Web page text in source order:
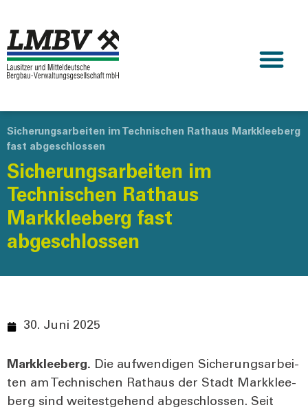
Sicherungsarbeiten im Technischen Rathaus Markkleeberg
fast abgeschlossen
Sicherungsarbeiten im
Technischen Rathaus
Markkleeberg fast
abgeschlossen
30. Juni 2025
Mark­klee­berg. Die auf­wen­di­gen Siche­rungs­ar­bei­
ten am Tech­ni­schen Rat­haus der Stadt Mark­klee­
berg sind wei­test­ge­hend abge­schlos­sen. Seit